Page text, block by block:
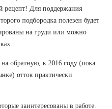
рецепт! Для поддержания
подбородка полезен будет
на груди или можно
обратную, к 2016 году (пока
отток практически
заинтересованы в работе.